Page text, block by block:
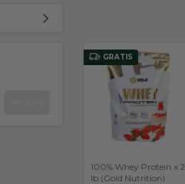
GRATIS
100% Whey Protein x 2
lb (Gold Nutrition)